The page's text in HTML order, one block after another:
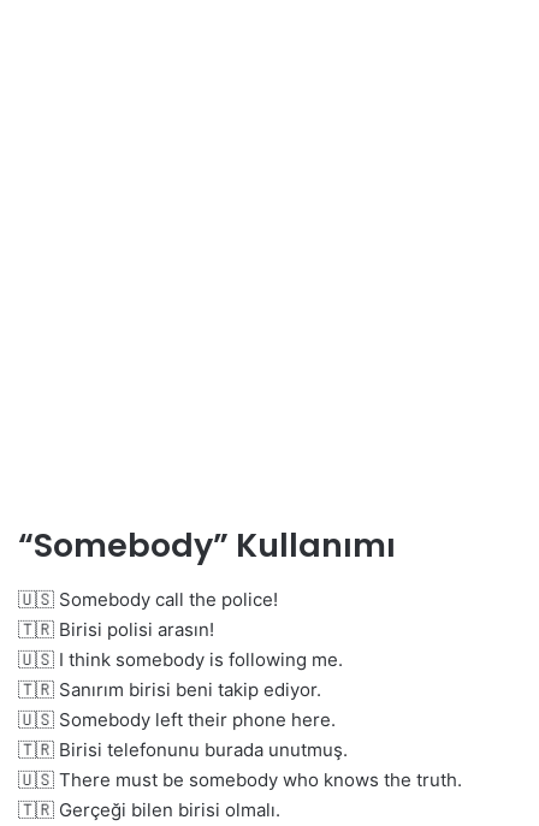
“Somebody” Kullanımı
🇺🇸 Somebody call the police!
🇹🇷 Birisi polisi arasın!
🇺🇸 I think somebody is following me.
🇹🇷 Sanırım birisi beni takip ediyor.
🇺🇸 Somebody left their phone here.
🇹🇷 Birisi telefonunu burada unutmuş.
🇺🇸 There must be somebody who knows the truth.
🇹🇷 Gerçeği bilen birisi olmalı.